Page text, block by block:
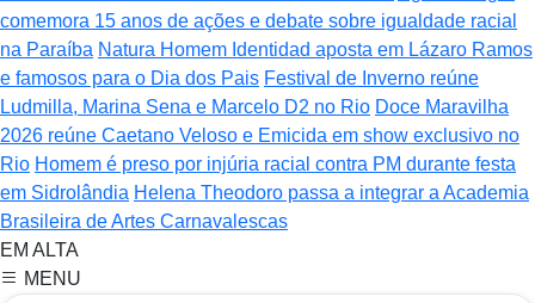
comemora 15 anos de ações e debate sobre igualdade racial
na Paraíba Natura Homem Identidad aposta em Lázaro Ramos
e famosos para o Dia dos Pais Festival de Inverno reúne
Ludmilla, Marina Sena e Marcelo D2 no Rio Doce Maravilha
2026 reúne Caetano Veloso e Emicida em show exclusivo no
Rio Homem é preso por injúria racial contra PM durante festa
em Sidrolândia Helena Theodoro passa a integrar a Academia
Brasileira de Artes Carnavalescas
EM ALTA
MENU